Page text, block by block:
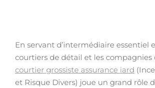
En servant d’intermédiaire essentiel
courtiers de détail et les compagnies
courtier grossiste assurance iard
et Risque Divers) joue un grand rôle